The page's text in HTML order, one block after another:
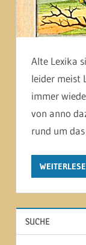
Alte Lexika
leider meist
immer
von anno
rund um das
SUCHE